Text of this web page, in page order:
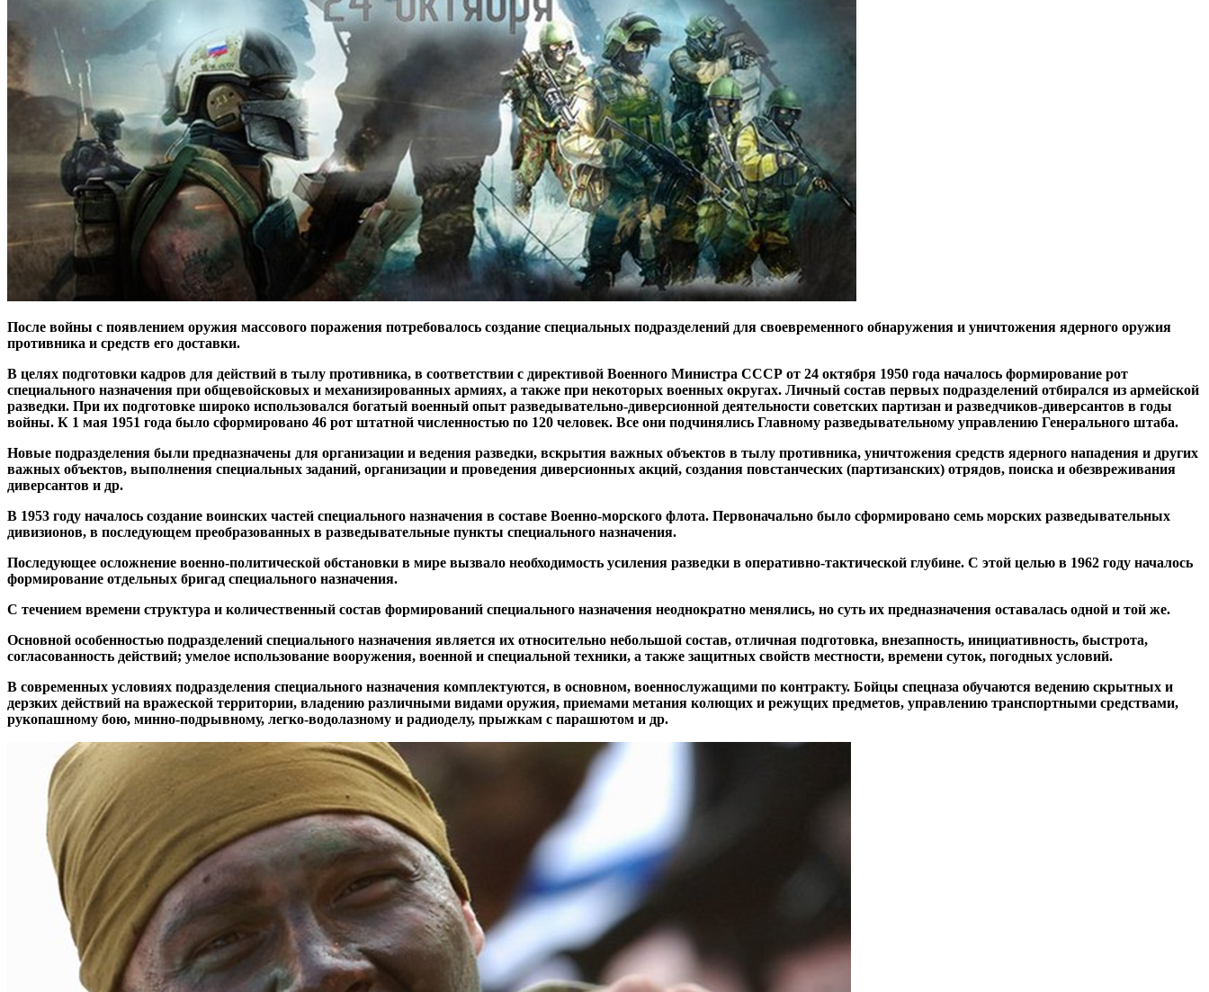
После войны с появлением оружия массового поражения потребовалось создание специальных подразделений для своевременного обнаружения и уничтожения ядерного оружия
противника и средств его доставки.
В целях подготовки кадров для действий в тылу противника, в соответствии с директивой Военного Министра СССР от 24 октября 1950 года началось формирование рот
специального назначения при общевойсковых и механизированных армиях, а также при некоторых военных округах. Личный состав первых подразделений отбирался из армейской
разведки. При их подготовке широко использовался богатый военный опыт разведывательно-диверсионной деятельности советских партизан и разведчиков-диверсантов в годы
войны. К 1 мая 1951 года было сформировано 46 рот штатной численностью по 120 человек. Все они подчинялись Главному разведывательному управлению Генерального штаба.
Новые подразделения были предназначены для организации и ведения разведки, вскрытия важных объектов в тылу противника, уничтожения средств ядерного нападения и других
важных объектов, выполнения специальных заданий, организации и проведения диверсионных акций, создания повстанческих (партизанских) отрядов, поиска и обезвреживания
диверсантов и др.
В 1953 году началось создание воинских частей специального назначения в составе Военно-морского флота. Первоначально было сформировано семь морских разведывательных
дивизионов, в последующем преобразованных в разведывательные пункты специального назначения.
Последующее осложнение военно-политической обстановки в мире вызвало необходимость усиления разведки в оперативно-тактической глубине. С этой целью в 1962 году началось
формирование отдельных бригад специального назначения.
С течением времени структура и количественный состав формирований специального назначения неоднократно менялись, но суть их предназначения оставалась одной и той же.
Основной особенностью подразделений специального назначения является их относительно небольшой состав, отличная подготовка, внезапность, инициативность, быстрота,
согласованность действий; умелое использование вооружения, военной и специальной техники, а также защитных свойств местности, времени суток, погодных условий.
В современных условиях подразделения специального назначения комплектуются, в основном, военнослужащими по контракту. Бойцы спецназа обучаются ведению скрытных и
дерзких действий на вражеской территории, владению различными видами оружия, приемами метания колющих и режущих предметов, управлению транспортными средствами,
рукопашному бою, минно-подрывному, легко-водолазному и радиоделу, прыжкам с парашютом и др.